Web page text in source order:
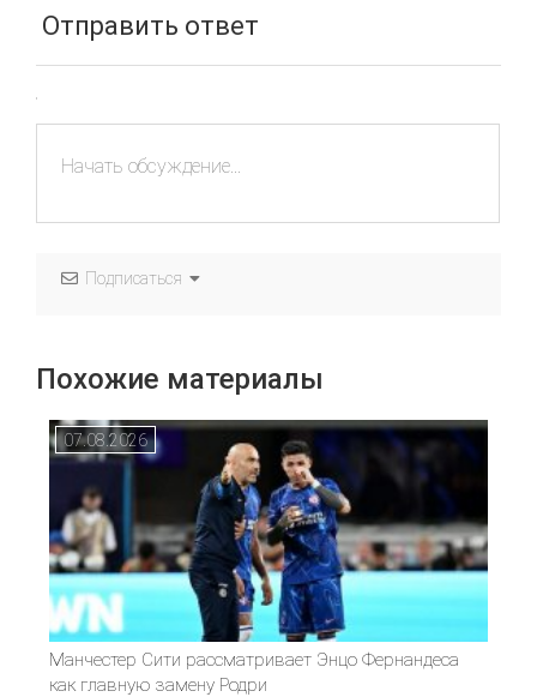
Отправить ответ
Подписаться
Похожие материалы
07.08.2026
Манчестер Сити рассматривает Энцо Фернандеса
как главную замену Родри